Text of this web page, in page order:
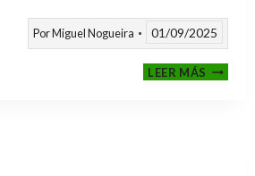
PorMiguel Nogueira 01/09/2025
LEER MÁSVI